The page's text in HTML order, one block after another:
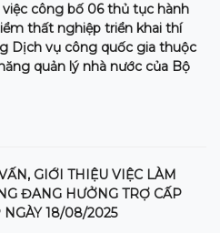
công bố 06 thủ tục hành
thất nghiệp triển khai thí
Dịch vụ công quốc gia thuộc
quản lý nhà nước của Bộ
GIỚI THIỆU VIỆC LÀM
ĐANG HƯỞNG TRỢ CẤP
NGÀY 18/08/2025